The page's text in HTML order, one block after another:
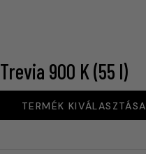
Trevia 900 K (55 l)
TERMÉK KIVÁLASZTÁSA